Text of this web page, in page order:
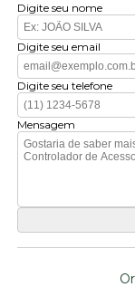
Digite seu nome
Digite seu email
Digite seu telefone
Mensagem